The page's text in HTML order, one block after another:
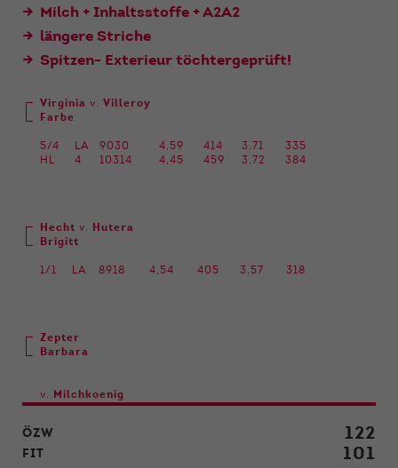
Milch + Inhaltsstoffe + A2A2
längere Striche
Spitzen- Exterieur töchtergeprüft!
Virginia v. Villeroy
Farbe
5/4 LA 9030 4,59 414 3,71
335
HL
4 10314 4,45 459 3,72 384
Hecht v.
Hutera
Brigitt
1/1 LA 8918 4,54 405 3,57 318
Zepter
Barbara
v. Milchkoenig
ÖZW 122
FIT 101